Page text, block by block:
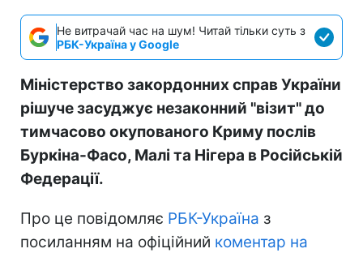
Не витрачай час на шум! Читай тільки суть з
РБК-Україна у Google
Міністерство закордонних справ України
рішуче засуджує незаконний "візит" до
тимчасово окупованого Криму послів
Буркіна-Фасо, Малі та Нігера в Російській
Федерації.
Про це повідомляє РБК-Україна з
посиланням на офіційний коментар на